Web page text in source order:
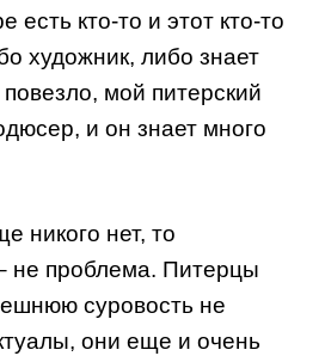
есть кто-то и этот кто-то
художник, либо знает
мой питерский
и он знает много
никого нет, то
не проблема. Питерцы
суровость не
они еще и очень